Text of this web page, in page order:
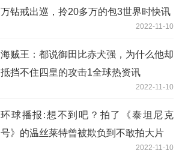
万钻戒出巡，拎20多万的包3世界时快讯
2022-11-10
海贼王：都说御田比赤犬强，为什么他却
抵挡不住四皇的攻击1全球热资讯
2022-11-10
环球播报:想不到吧？拍了《泰坦尼克
号》的温丝莱特曾被欺负到不敢拍大片
2022-11-10